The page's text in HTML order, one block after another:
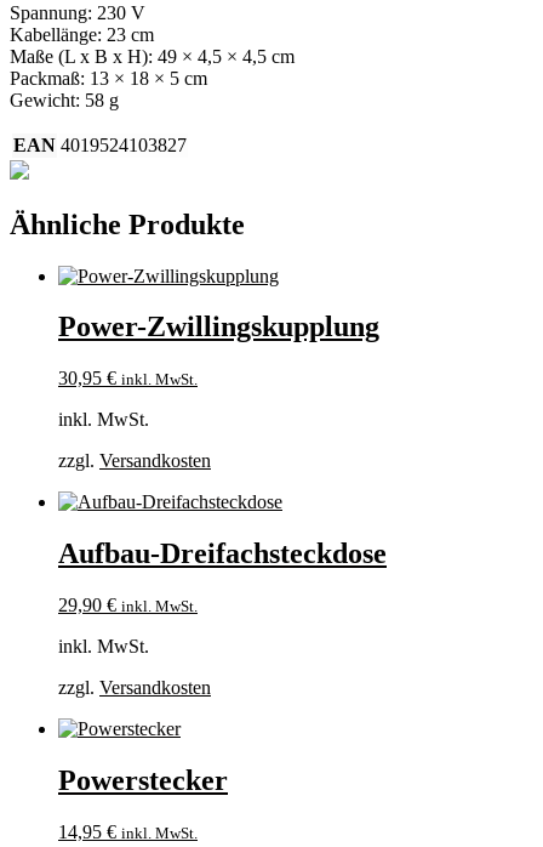
Spannung: 230 V
Kabellänge: 23 cm
Maße (L x B x H): 49 × 4,5 × 4,5 cm
Packmaß: 13 × 18 × 5 cm
Gewicht: 58 g
EAN 4019524103827
Ähnliche Produkte
Power-Zwillingskupplung
30,95 € inkl. MwSt.
inkl. MwSt.
zzgl. Versandkosten
Aufbau-Dreifachsteckdose
29,90 € inkl. MwSt.
inkl. MwSt.
zzgl. Versandkosten
Powerstecker
14,95 € inkl. MwSt.